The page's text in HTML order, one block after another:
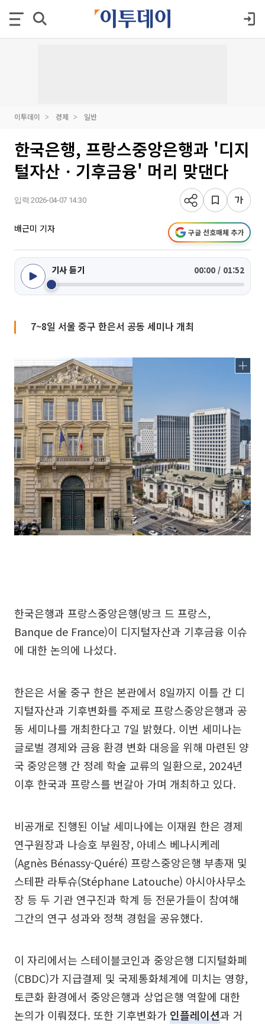
이투데이 경제 일반
한국은행, 프랑스중앙은행과 '디지
털자산ㆍ기후금융' 머리 맞댄다
입력 2026-04-07 14:30
배근미 기자 구글 선호매체 추가
기사 듣기 00:00 / 01:52
7~8일 서울 중구 한은서 공동 세미나 개최
한국은행과 프랑스중앙은행(방크 드 프랑스,
Banque de France)이 디지털자산과 기후금융 이슈
에 대한 논의에 나섰다.
한은은 서울 중구 한은 본관에서 8일까지 이틀 간 디
지털자산과 기후변화를 주제로 프랑스중앙은행과 공
동 세미나를 개최한다고 7일 밝혔다. 이번 세미나는
글로벌 경제와 금융 환경 변화 대응을 위해 마련된 양
국 중앙은행 간 정례 학술 교류의 일환으로, 2024년
이후 한국과 프랑스를 번갈아 가며 개최하고 있다.
비공개로 진행된 이날 세미나에는 이재원 한은 경제
연구원장과 나승호 부원장, 아녜스 베나시케레
(Agnès Bénassy-Quéré) 프랑스중앙은행 부총재 및
스테판 라투슈(Stéphane Latouche) 아시아사무소
장 등 두 기관 연구진과 학계 등 전문가들이 참여해
그간의 연구 성과와 정책 경험을 공유했다.
이 자리에서는 스테이블코인과 중앙은행 디지털화폐
(CBDC)가 지급결제 및 국제통화체계에 미치는 영향,
토큰화 환경에서 중앙은행과 상업은행 역할에 대한
논의가 이뤄졌다. 또한 기후변화가인플레이션과 거